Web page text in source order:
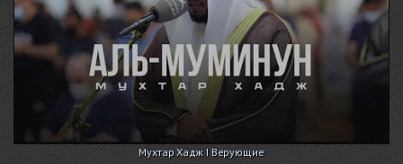
Мухтар Хадж I Верующие